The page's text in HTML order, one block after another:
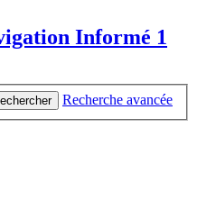
Informé 1
Recherche avancée